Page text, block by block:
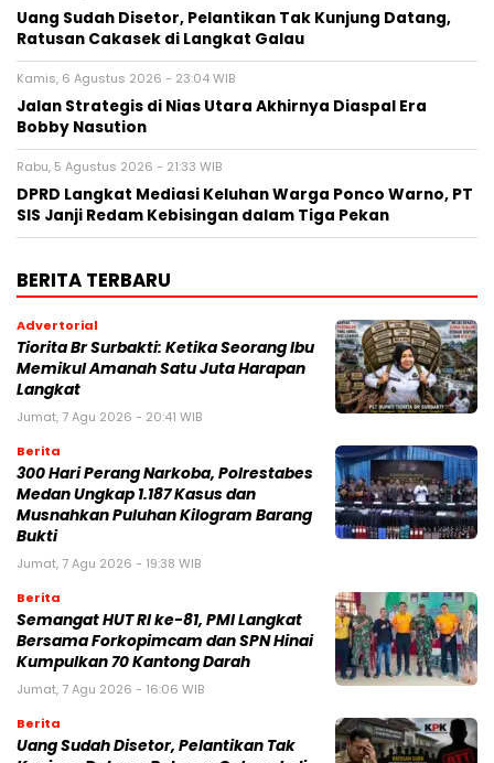
Uang Sudah Disetor, Pelantikan Tak Kunjung Datang,
Ratusan Cakasek di Langkat Galau
Kamis, 6 Agustus 2026 - 23:04 WIB
Jalan Strategis di Nias Utara Akhirnya Diaspal Era
Bobby Nasution
Rabu, 5 Agustus 2026 - 21:33 WIB
DPRD Langkat Mediasi Keluhan Warga Ponco Warno, PT
SIS Janji Redam Kebisingan dalam Tiga Pekan
BERITA TERBARU
Advertorial
Tiorita Br Surbakti: Ketika Seorang Ibu
Memikul Amanah Satu Juta Harapan
Langkat
Jumat, 7 Agu 2026 - 20:41 WIB
Berita
300 Hari Perang Narkoba, Polrestabes
Medan Ungkap 1.187 Kasus dan
Musnahkan Puluhan Kilogram Barang
Bukti
Jumat, 7 Agu 2026 - 19:38 WIB
Berita
Semangat HUT RI ke-81, PMI Langkat
Bersama Forkopimcam dan SPN Hinai
Kumpulkan 70 Kantong Darah
Jumat, 7 Agu 2026 - 16:06 WIB
Berita
Uang Sudah Disetor, Pelantikan Tak